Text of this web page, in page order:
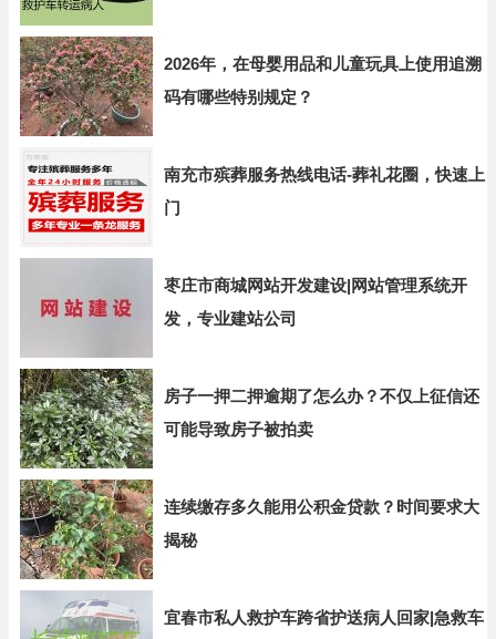
2026年，在母婴用品和儿童玩具上使用追溯
码有哪些特别规定？
南充市殡葬服务热线电话-葬礼花圈，快速上
门
枣庄市商城网站开发建设|网站管理系统开
发，专业建站公司
房子一押二押逾期了怎么办？不仅上征信还
可能导致房子被拍卖
连续缴存多久能用公积金贷款？时间要求大
揭秘
宜春市私人救护车跨省护送病人回家|急救车